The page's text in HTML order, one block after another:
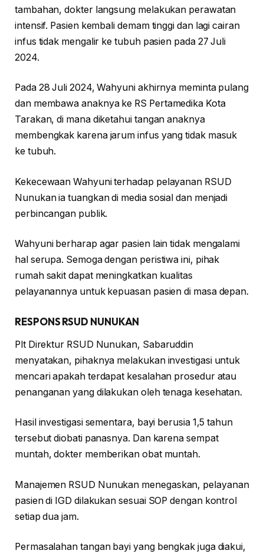
tambahan, dokter langsung melakukan perawatan
intensif. Pasien kembali demam tinggi dan lagi cairan
infus tidak mengalir ke tubuh pasien pada 27 Juli
2024.
Pada 28 Juli 2024, Wahyuni akhirnya meminta pulang
dan membawa anaknya ke RS Pertamedika Kota
Tarakan, di mana diketahui tangan anaknya
membengkak karena jarum infus yang tidak masuk
ke tubuh.
Kekecewaan Wahyuni terhadap pelayanan RSUD
Nunukan ia tuangkan di media sosial dan menjadi
perbincangan publik.
Wahyuni berharap agar pasien lain tidak mengalami
hal serupa. Semoga dengan peristiwa ini, pihak
rumah sakit dapat meningkatkan kualitas
pelayanannya untuk kepuasan pasien di masa depan.
RESPONS RSUD NUNUKAN
Plt Direktur RSUD Nunukan, Sabaruddin
menyatakan, pihaknya melakukan investigasi untuk
mencari apakah terdapat kesalahan prosedur atau
penanganan yang dilakukan oleh tenaga kesehatan.
Hasil investigasi sementara, bayi berusia 1,5 tahun
tersebut diobati panasnya. Dan karena sempat
muntah, dokter memberikan obat muntah.
Manajemen RSUD Nunukan menegaskan, pelayanan
pasien di IGD dilakukan sesuai SOP dengan kontrol
setiap dua jam.
Permasalahan tangan bayi yang bengkak juga diakui,